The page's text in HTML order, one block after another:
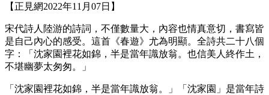
【正見網2022年11月07日】
宋代詩人陸游的詩詞，不僅數量大，內容也情真意切，書寫皆
是自己內心的感受。這首《春遊》尤為明顯。全詩共二十八個
字：「沈家園裡花如錦，半是當年識放翁。也信美人終作土，
不堪幽夢太匆匆。」
「沈家園裡花如錦，半是當年識放翁。」「沈家園」是當年詩